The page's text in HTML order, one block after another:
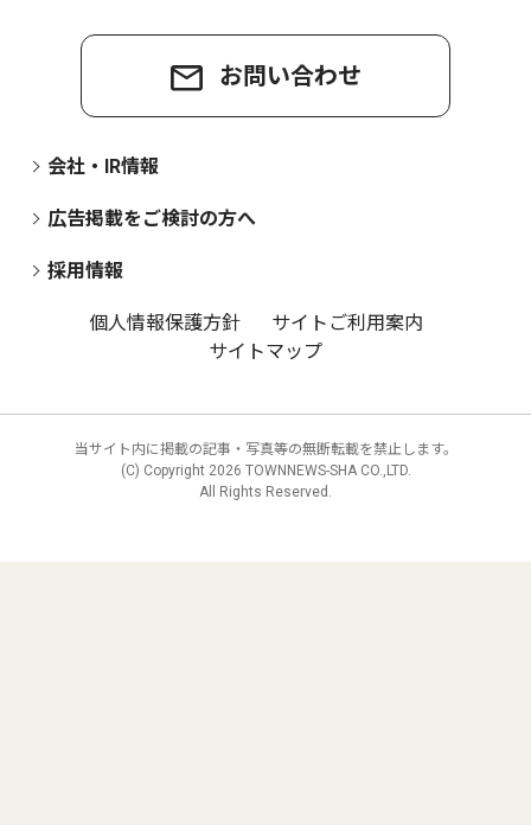
お問い合わせ
会社・IR情報
広告掲載をご検討の方へ
採用情報
個人情報保護方針
サイトご利用案内
サイトマップ
当サイト内に掲載の記事・写真等の無断転載を禁止します。
(C) Copyright 2026 TOWNNEWS-SHA CO.,LTD.
All Rights Reserved.